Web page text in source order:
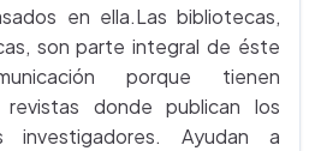
en ella.Las bibliotecas,
son parte integral de éste
porque tienen
donde publican los
Ayudan a